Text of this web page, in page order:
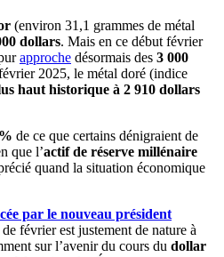
(environ 31,1 grammes de métal
dollars. Mais en ce début février
approche désormais des 3 000
2025, le métal doré (indice
haut historique à 2 910 dollars
de ce que certains dénigraient de
que l’actif de réserve millénaire
quand la situation économique
par le nouveau président
février est justement de nature à
sur l’avenir du cours du dollar